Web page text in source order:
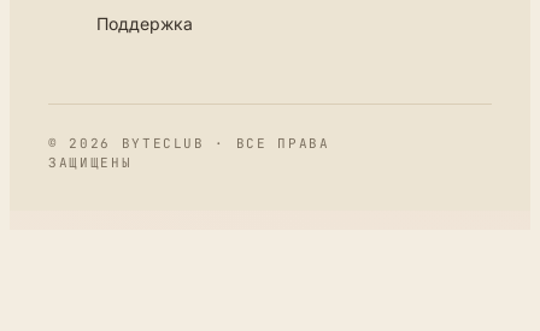
Поддержка
© 2026 BYTECLUB · ВСЕ ПРАВА
ЗАЩИЩЕНЫ